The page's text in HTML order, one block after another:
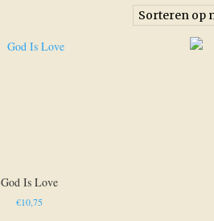
God Is Love
€10,75